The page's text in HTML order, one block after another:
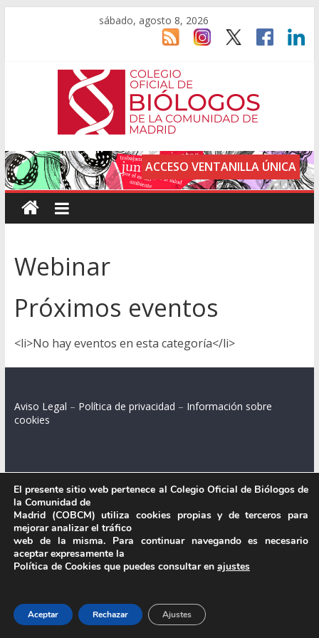
sábado, agosto 8, 2026
ACCESO VENTANILLA ÚNICA
Webinar
Próximos eventos
<li>No hay eventos en esta categoría</li>
Aviso Legal – Política de privacidad – Información sobre
cookies
Colegio Oficial de Biólogos de la Comunidad de Madrid.
C/ Santa Engracia 108, 2º int.izq. 28003 Madrid.
El presente sitio web pertenece al Colegio Oficial de Biólogos de
la Comunidad de
Madrid (COBCM) utiliza cookies propias y de terceros para
mejorar analizar el tráfico
web de la misma. Para continuar navegando es necesario
aceptar expresamente la
Política de Cookies que puedes consultar en ajustes
Aceptar Rechazar Ajustes